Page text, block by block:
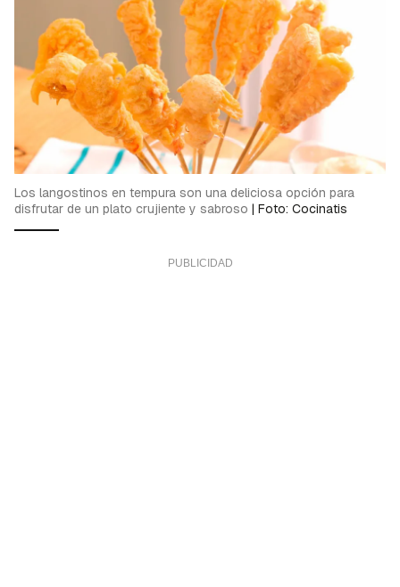
Los langostinos en tempura son una deliciosa opción para
disfrutar de un plato crujiente y sabroso | Foto: Cocinatis